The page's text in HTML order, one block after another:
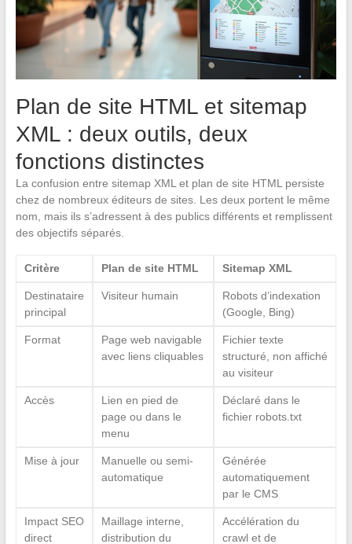
Plan de site HTML et sitemap
XML : deux outils, deux
fonctions distinctes
La confusion entre sitemap XML et plan de site HTML persiste
chez de nombreux éditeurs de sites. Les deux portent le même
nom, mais ils s’adressent à des publics différents et remplissent
des objectifs séparés.
Critère Plan de site HTML Sitemap XML
Destinataire
principal
Visiteur humain
Robots d’indexation
(Google, Bing)
Format
Page web navigable
avec liens cliquables
Fichier texte
structuré, non affiché
au visiteur
Accès
Lien en pied de
page ou dans le
menu
Déclaré dans le
fichier robots.txt
Mise à jour
Manuelle ou semi-
automatique
Générée
automatiquement
par le CMS
Impact SEO
direct
Maillage interne,
distribution du
Accélération du
crawl et de